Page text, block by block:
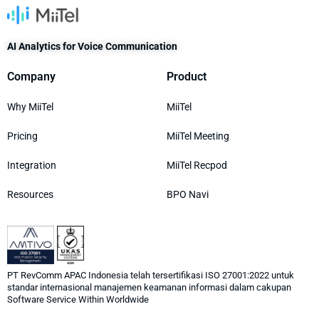
AI Analytics for Voice Communication
Company
Why MiiTel
Pricing
Integration
Resources
Product
MiiTel
MiiTel Meeting
MiiTel Recpod
BPO Navi
PT RevComm APAC Indonesia telah tersertifikasi ISO 27001:2022 untuk
standar internasional manajemen keamanan informasi dalam cakupan
Software Service Within Worldwide